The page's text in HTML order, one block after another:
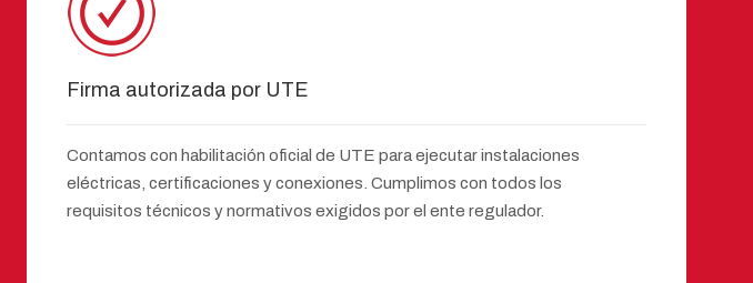
Firma autorizada por UTE
Contamos con habilitación oficial de UTE para ejecutar instalaciones
eléctricas, certificaciones y conexiones. Cumplimos con todos los
requisitos técnicos y normativos exigidos por el ente regulador.